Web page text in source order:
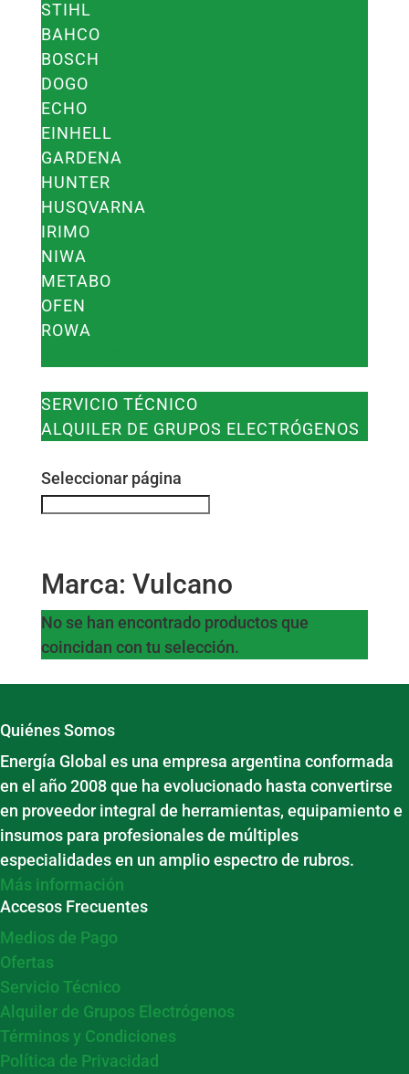
STIHL
BAHCO
BOSCH
DOGO
ECHO
EINHELL
GARDENA
HUNTER
HUSQVARNA
IRIMO
NIWA
METABO
OFEN
ROWA
SERVICIO TÉCNICO
ALQUILER DE GRUPOS ELECTRÓGENOS
Seleccionar página
Marca: Vulcano
No se han encontrado productos que
coincidan con tu selección.
Quiénes Somos
Energía Global es una empresa argentina conformada
en el año 2008 que ha evolucionado hasta convertirse
en proveedor integral de herramientas, equipamiento e
insumos para profesionales de múltiples
especialidades en un amplio espectro de rubros.
Más información
Accesos Frecuentes
Medios de Pago
Ofertas
Servicio Técnico
Alquiler de Grupos Electrógenos
Términos y Condiciones
Política de Privacidad